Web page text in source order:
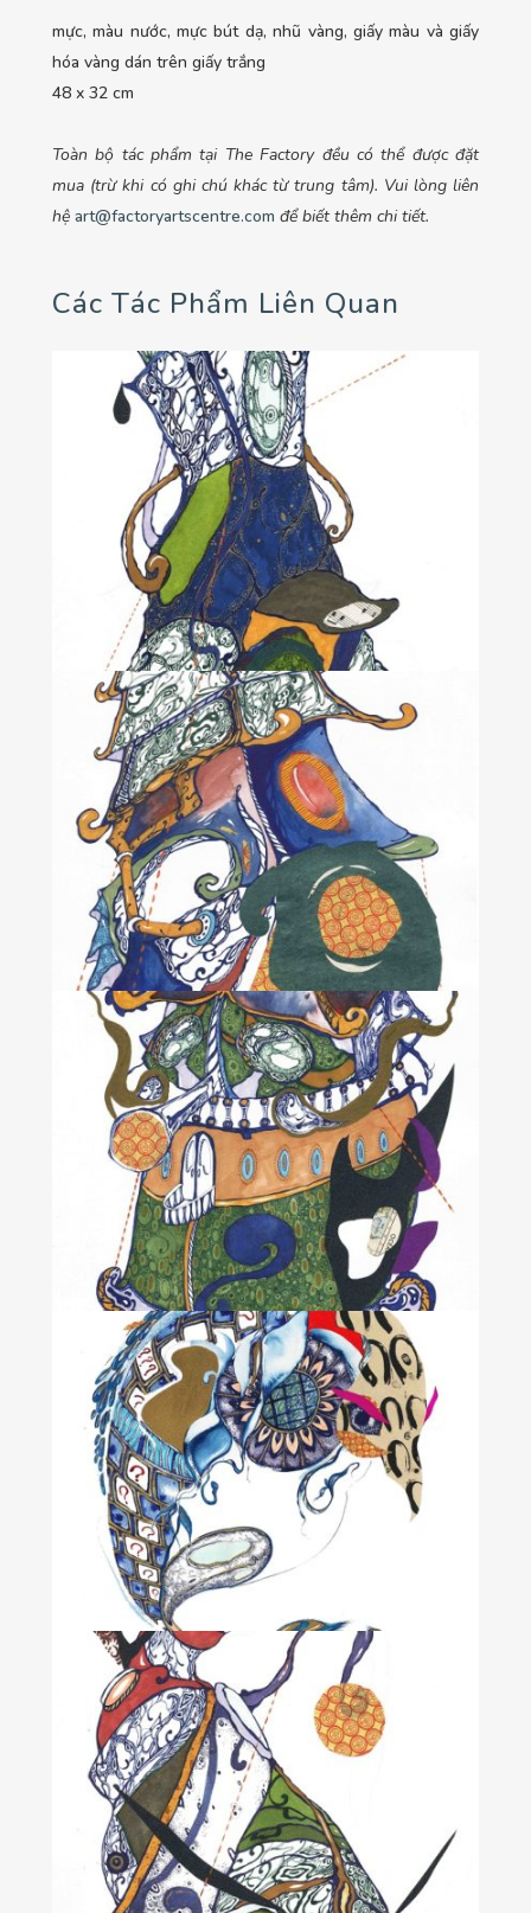
mực, màu nước, mực bút dạ, nhũ vàng, giấy màu và giấy
hóa vàng dán trên giấy trắng
48 x 32 cm
Toàn bộ tác phẩm tại The Factory đều có thể được đặt
mua (trừ khi có ghi chú khác từ trung tâm). Vui lòng liên
hệ art@factoryartscentre.com để biết thêm chi tiết.
Các Tác Phẩm Liên Quan